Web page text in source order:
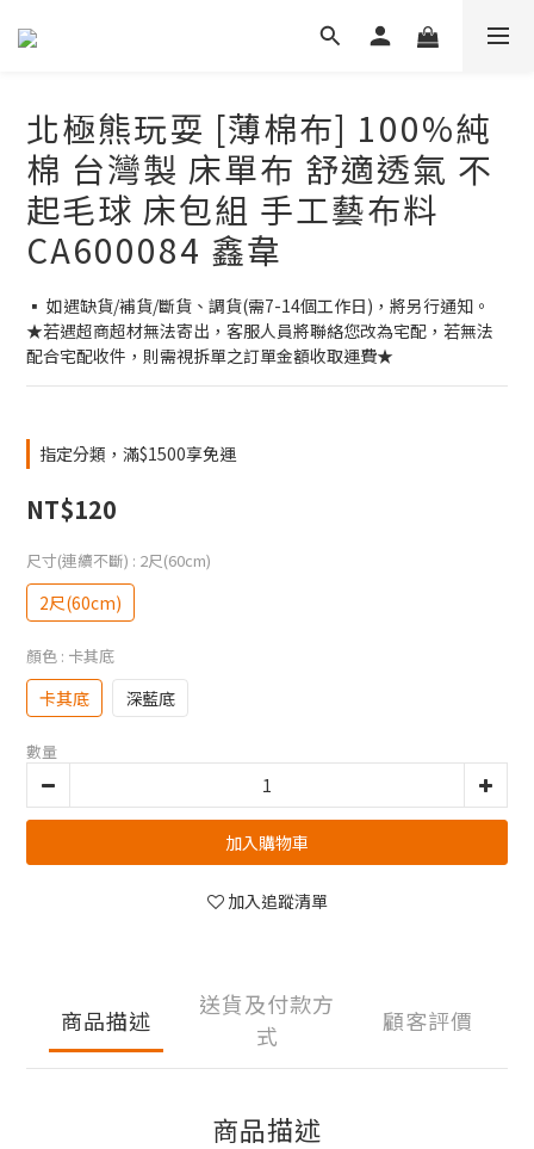
北極熊玩耍 [薄棉布] 100%純
棉 台灣製 床單布 舒適透氣 不
起毛球 床包組 手工藝布料
CA600084 鑫韋
▪ 如遇缺貨/補貨/斷貨、調貨(需7-14個工作日)，將另行通知。
★若遇超商超材無法寄出，客服人員將聯絡您改為宅配，若無法
配合宅配收件，則需視拆單之訂單金額收取運費★
指定分類，滿$1500享免運
NT$120
尺寸(連續不斷) : 2尺(60cm)
2尺(60cm)
顏色 : 卡其底
卡其底 深藍底
數量
加入購物車
加入追蹤清單
商品描述
送貨及付款方
式
顧客評價
商品描述